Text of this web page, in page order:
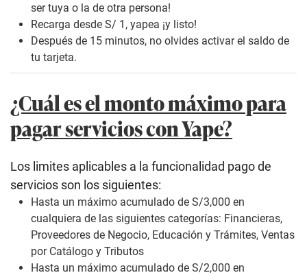
ser tuya o la de otra persona!
Recarga desde S/ 1, yapea ¡y listo!
Después de 15 minutos, no olvides activar el saldo de
tu tarjeta.
¿Cuál es el monto máximo para
pagar servicios con Yape?
Los limites aplicables a la funcionalidad pago de
servicios son los siguientes:
Hasta un máximo acumulado de S/3,000 en
cualquiera de las siguientes categorías: Financieras,
Proveedores de Negocio, Educación y Trámites, Ventas
por Catálogo y Tributos
Hasta un máximo acumulado de S/2,000 en